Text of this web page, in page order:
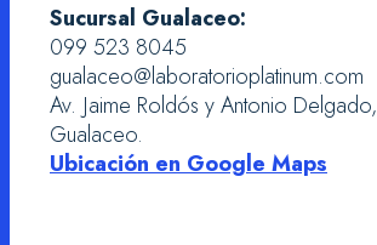
Sucursal Gualaceo:
099 523 8045
gualaceo@laboratorioplatinum.com
Av. Jaime Roldós y Antonio Delgado,
Gualaceo.
Ubicación en Google Maps